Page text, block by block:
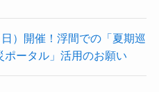
）開催！浮間での「夏期巡
ポータル」活用のお願い